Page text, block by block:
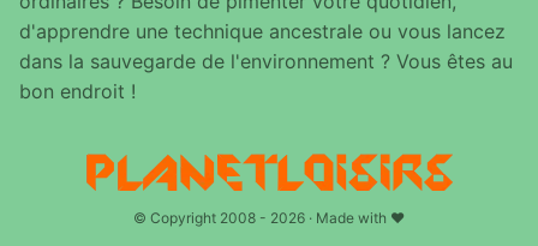
d'apprendre une technique ancestrale ou vous lancez
dans la sauvegarde de l'environnement ? Vous êtes au
bon endroit !
© Copyright 2008 - 2026 · Made with ♥